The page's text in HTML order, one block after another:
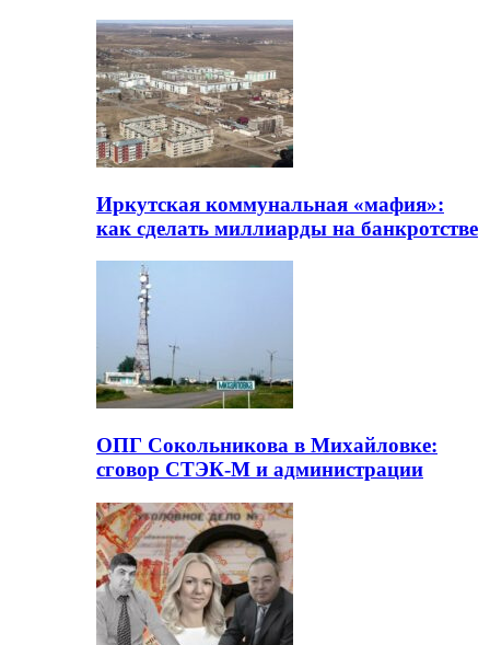
Иркутская коммунальная «мафия»:
как сделать миллиарды на банкротстве
ОПГ Сокольникова в Михайловке:
сговор СТЭК-М и администрации